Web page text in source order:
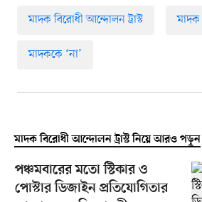
মাদক বিরোধী আন্দোলন ট্রাস্ট মাদক
মাদককে ‘না’
মাদক বিরোধী আন্দোলন ট্রাস্ট নিয়ে আরও পড়ুন
পঞ্চমবারের মতো স্টিকার ও
পোস্টার ডিজাইন প্রতিযোগিতার